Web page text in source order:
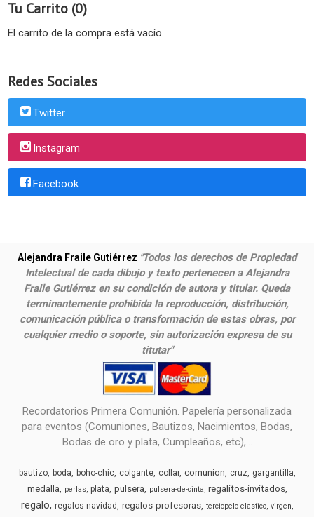
Tu Carrito (0)
El carrito de la compra está vacío
Redes Sociales
Twitter
Instagram
Facebook
Alejandra Fraile Gutiérrez "Todos los derechos de Propiedad
Intelectual de cada dibujo y texto pertenecen a Alejandra
Fraile Gutiérrez en su condición de autora y titular. Queda
terminantemente prohibida la reproducción, distribución,
comunicación pública o transformación de estas obras, por
cualquier medio o soporte, sin autorización expresa de su
titutar"
Recordatorios Primera Comunión. Papelería personalizada
para eventos (Comuniones, Bautizos, Nacimientos, Bodas,
Bodas de oro y plata, Cumpleaños, etc),...
bautizo boda boho-chic colgante collar comunion cruz gargantilla
medalla perlas plata pulsera pulsera-de-cinta regalitos-invitados
regalo regalos-navidad regalos-profesoras terciopelo-elastico virgen